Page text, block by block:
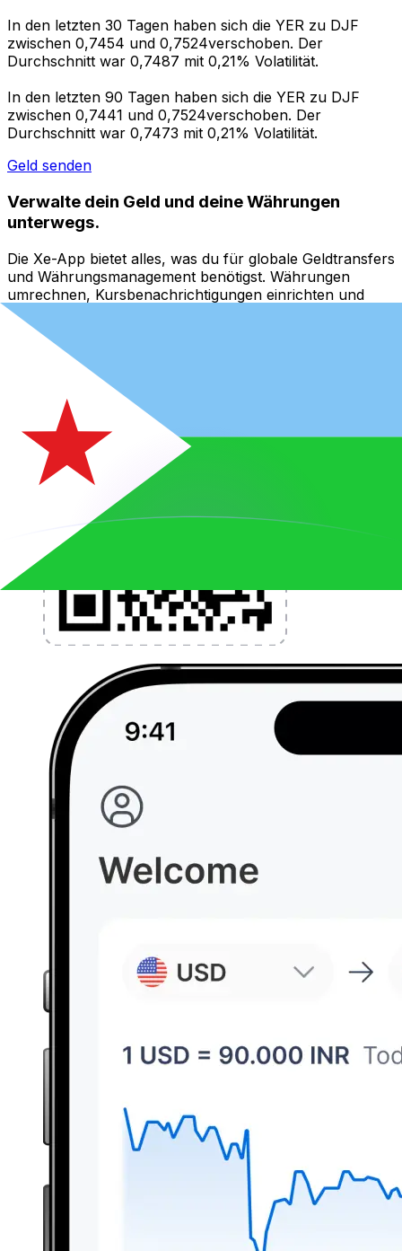
In den letzten 30 Tagen haben sich die YER zu DJF
zwischen 0,7454 und 0,7524verschoben. Der
Durchschnitt war 0,7487 mit 0,21% Volatilität.
In den letzten 90 Tagen haben sich die YER zu DJF
zwischen 0,7441 und 0,7524verschoben. Der
Durchschnitt war 0,7473 mit 0,21% Volatilität.
Geld senden
Verwalte dein Geld und deine Währungen
unterwegs.
Die Xe-App bietet alles, was du für globale Geldtransfers
und Währungsmanagement benötigst. Währungen
umrechnen, Kursbenachrichtigungen einrichten und
Geld ins Ausland überweisen, ohne versteckte
Gebühren. Heute herunterladen!